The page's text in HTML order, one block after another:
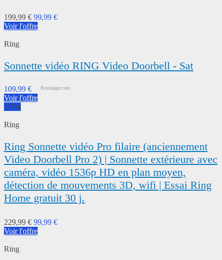
199,99 € 99,99 €
Voir l'offre
Ring
Sonnette vidéo RING Video Doorbell - Sat
109,99 € Boulanger.com
Voir l'offre
-57%
Ring
Ring Sonnette vidéo Pro filaire (anciennement
Video Doorbell Pro 2) | Sonnette extérieure avec
caméra, vidéo 1536p HD en plan moyen,
détection de mouvements 3D, wifi | Essai Ring
Home gratuit 30 j.
229,99 € 99,99 €
Voir l'offre
Ring